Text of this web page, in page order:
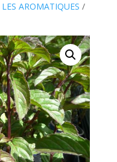
LES AROMATIQUES /